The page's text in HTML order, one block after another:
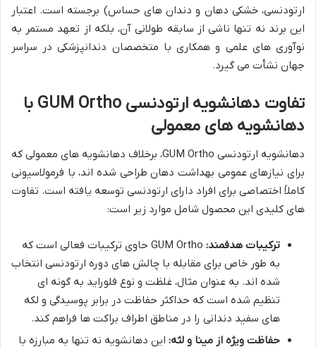
ارتودنسی، خشکی دهان و دندان های حساس) برجسته است. اعتبار
این برند نه تنها ناشی از سابقه طولانی آن، بلکه از تعهد مستمر به
نوآوری های علمی و همکاری با متخصصان دندانپزشکی در سراسر
جهان نشأت می گیرد.
تفاوت دهانشویه ارتودنسی GUM Ortho با
دهانشویه های معمولی
دهانشویه ارتودنسی GUM Ortho، برخلاف دهانشویه های معمولی که
برای نیازهای عمومی بهداشت دهان طراحی شده اند، با فرمولاسیونی
کاملاً اختصاصی برای افراد دارای ارتودنسی توسعه یافته است. تفاوت
های کلیدی این محصول شامل موارد زیر است:
ترکیبات هدفمند:
GUM Ortho حاوی ترکیبات فعالی است که
به طور خاص برای مقابله با چالش های دوره ارتودنسی انتخاب
شده اند. به عنوان مثال، غلظت و نوع فلوراید به گونه ای
تنظیم شده است که حداکثر حفاظت در برابر پوسیدگی و لکه
های سفید دندانی را در مناطق اطراف براکت ها فراهم کند.
حفاظت ویژه از مینا و لثه: این دهانشویه نه تنها به مبارزه با